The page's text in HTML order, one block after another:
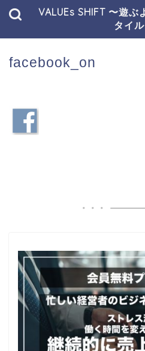
VALUEs SHIFT 〜遊ぶ
タイ
facebook_on